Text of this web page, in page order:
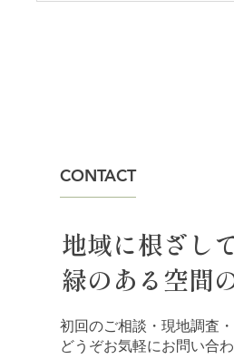
CONTACT
地域に根ざし
緑のある空間
初回のご相談・現地調査
どうぞお気軽にお問い合